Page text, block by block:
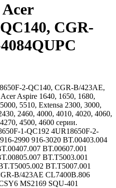
CGR-
2-QC140, CGR-B/423AE,
Aspire 1640, 1650, 1680,
5510, Extensa 2300, 3000,
2460, 4000, 4010, 4020, 4060,
4500, 4600 серии.
1-QC192 4UR18650F-2-
2990 916-3020 BT.00403.004
BT.00607.001
BT.T5003.001
BT.T5007.001
B/423AE CL7400B.806
MS2169 SQU-401